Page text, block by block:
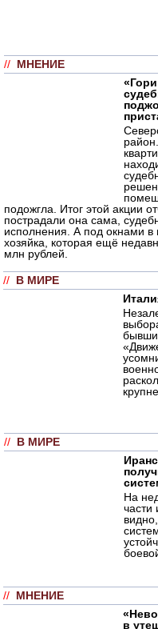
// МНЕНИЕ
подожгла. Итог этой акции
пострадали она сама,
исполнения. А под окнами в
хозяйка, которая ещё
млн рублей.
// В МИРЕ
// В МИРЕ
На
части
// МНЕНИЕ
в